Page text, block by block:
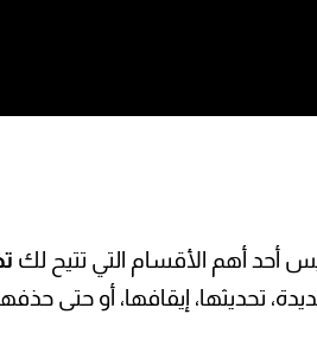
أحد أهم الأقسام التي تتيح لك
تحديثها، إيقافها، أو حتى